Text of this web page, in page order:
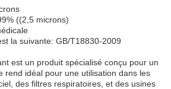
((2,5 microns)
la suivante: GB/T18830-2009
est un produit spécialisé conçu pour un
rend idéal pour une utilisation dans les
des filtres respiratoires, et des usines